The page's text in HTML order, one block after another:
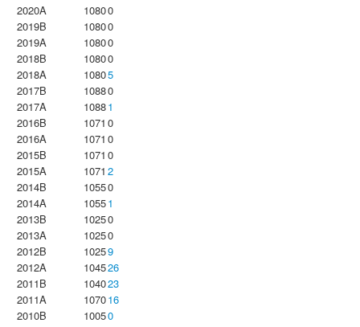
2020A
10800
2019B
10800
2019A
10800
2018B
10800
2018A
10805
2017B
10880
2017A
10881
2016B
1071 0
2016A
1071 0
2015B
1071 0
2015A
1071 2
2014B
10550
2014A
10551
2013B
10250
2013A
10250
2012B
10259
2012A
104526
2011B
104023
2011A
107016
2010B
10050